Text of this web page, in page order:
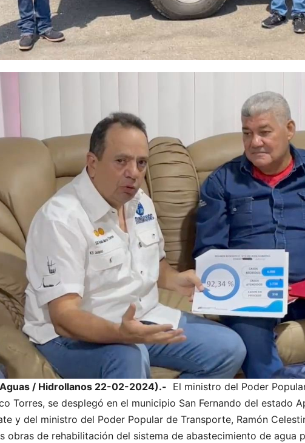
/ Hidrollanos 22-02-2024).- El ministro del Poder
Torres, se desplegó en el municipio San Fernando del estado
y del ministro del Poder Popular de Transporte, Ramón
obras de rehabilitación del sistema de abastecimiento de agua